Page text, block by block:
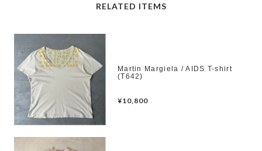
RELATED ITEMS
Martin Margiela / AIDS T-shirt
(T642)
¥10,800